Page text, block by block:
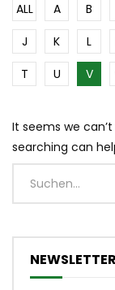
ALL A B
J
K L
T
U V
It seems we
searching can
NEWSLETTER